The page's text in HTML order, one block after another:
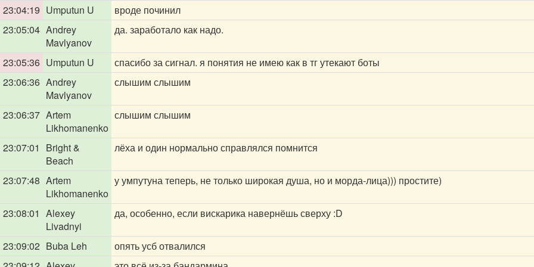
23:04:19 Umputun U
вроде починил
23:05:04 Andrey
Mavlyanov
да. заработало как надо.
23:05:36 Umputun U
спасибо за сигнал. я понятия не имею как в тг утекают боты
23:06:36 Andrey
Mavlyanov
слышим слышим
23:06:37 Artem
Likhomanenko
слышим слышим
23:07:01
Bright &
Beach
лёха и один нормально справлялся помнится
23:07:48 Artem
Likhomanenko
у умпутуна теперь, не только широкая душа, но и морда-лица))) простите)
23:08:01 Alexey
Livadnyi
да, особенно, если вискарика навернёшь сверху :D
23:09:02 Buba Leh
опять усб отвалился